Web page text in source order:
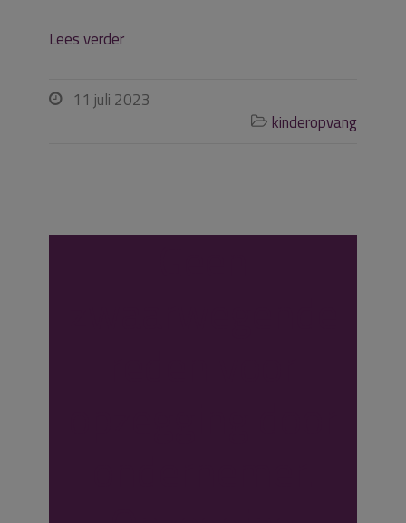
Lees verder
 11 juli 2023
 kinderopvang